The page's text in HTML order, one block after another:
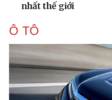
nhất thế giới
Ô TÔ